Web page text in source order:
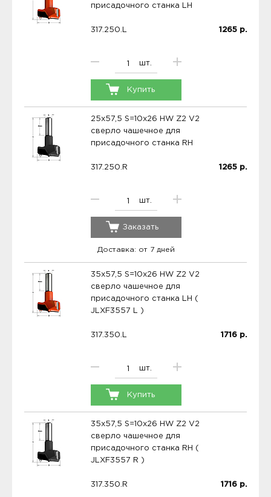
присадочного станка LH
317.250.L
шт.
1265 р.
Купить
25x57,5 S=10x26 HW Z2 V2
сверло чашечное для
присадочного станка RH
317.250.R
шт.
1265 р.
Заказать
Доставка: от 7 дней
35x57,5 S=10x26 HW Z2 V2
сверло чашечное для
присадочного станка LH (
JLXF3557 L )
317.350.L
шт.
1716 р.
Купить
35x57,5 S=10x26 HW Z2 V2
сверло чашечное для
присадочного станка RH (
JLXF3557 R )
317.350.R 1716 р.